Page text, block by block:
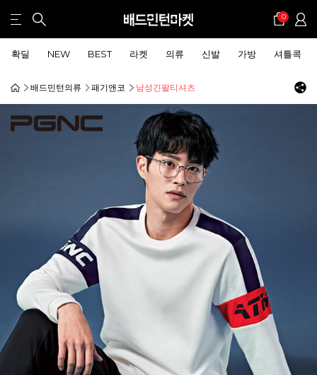
0
확딜 NEW BEST 라켓 의류 신발 가방 셔틀콕
배드민턴의류 패기앤코 남성긴팔티셔츠